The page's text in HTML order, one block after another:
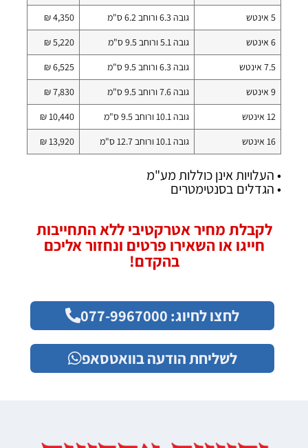
5 אינטש
גובה 6.3 ורוחב 6.2 ס"מ
4,350 ₪
6 אינטש
גובה 5.1 ורוחב 9.5 ס"מ
5,220 ₪
7.5 אינטש
גובה 6.3 ורוחב 9.5 ס"מ
6,525 ₪
9 אינטש
גובה 7.6 ורוחב 9.5 ס"מ
7,830 ₪
12 אינטש
גובה 10.1 ורוחב 9.5 ס"מ
10,440 ₪
16 אינטש
גובה 10.1 ורוחב 12.7 ס"מ 13,920 ₪
• העלויות אינן כוללות מע"מ
• הגדלים בסנטימטרים
לקבלת מחיר אטרקטיבי ללא התחייבות
חייגו או השאירו פרטים ונחזור אליכם
בהקדם!
לחצו לחיוג: 077-9967000
לשליחת הודעה בוואטסאפ